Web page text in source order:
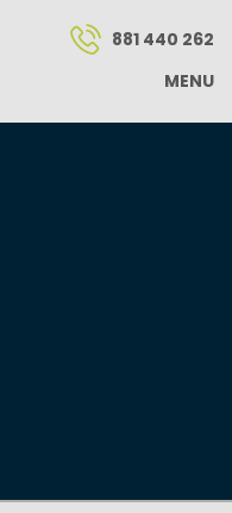
881 440 262
MENU